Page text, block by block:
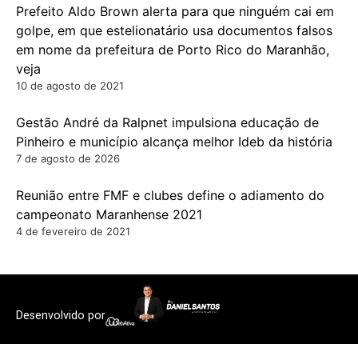
Prefeito Aldo Brown alerta para que ninguém cai em
golpe, em que estelionatário usa documentos falsos
em nome da prefeitura de Porto Rico do Maranhão,
veja
10 de agosto de 2021
Gestão André da Ralpnet impulsiona educação de
Pinheiro e município alcança melhor Ideb da história
7 de agosto de 2026
Reunião entre FMF e clubes define o adiamento do
campeonato Maranhense 2021
4 de fevereiro de 2021
Desenvolvido por